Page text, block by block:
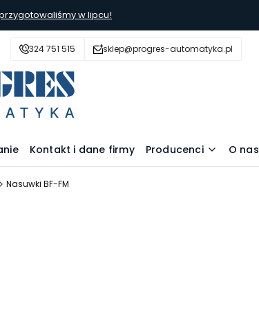
w lipcu!
324 751 515 sklep@progres-automatyka.pl
Kontakt i dane firmy Producenci O nas
Nasuwki BF-FM